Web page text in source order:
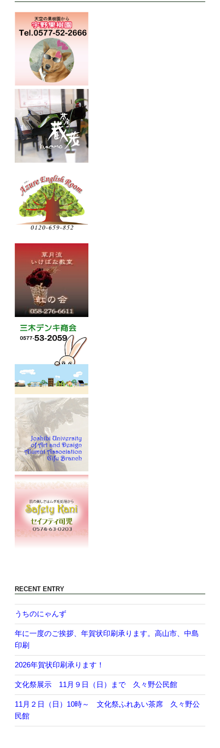
RECENT ENTRY
うちのにゃんず
年に一度のご挨拶、年賀状印刷承ります。高山市、中島
印刷
2026年賀状印刷承ります！
文化祭展示 11月９日（日）まで 久々野公民館
11月２日（日）10時～ 文化祭ふれあい茶席 久々野公
民館